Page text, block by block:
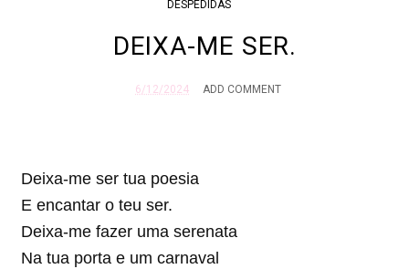
DESPEDIDAS
DEIXA-ME SER.
6/12/2024 ADD COMMENT
Deixa-me ser tua poesia
E encantar o teu ser.
Deixa-me fazer uma serenata
Na tua porta e um carnaval